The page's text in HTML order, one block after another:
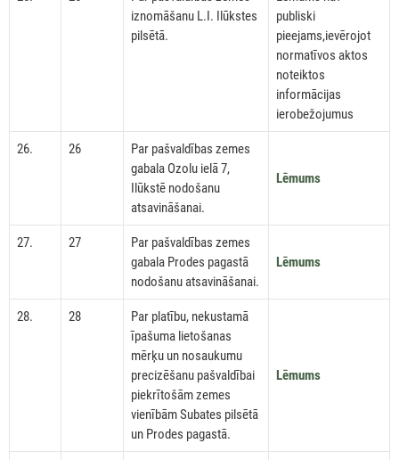
iznomāšanu L.I. Ilūkstes
pilsētā.
publiski
pieejams,ievērojot
normatīvos aktos
noteiktos
informācijas
ierobežojumus
26. 26
Par pašvaldības zemes
gabala Ozolu ielā 7,
Ilūkstē nodošanu
atsavināšanai.
Lēmums
27. 27
Par pašvaldības zemes
gabala Prodes pagastā
nodošanu atsavināšanai.
Lēmums
28. 28
Par platību, nekustamā
īpašuma lietošanas
mērķu un nosaukumu
precizēšanu pašvaldībai
piekrītošām zemes
vienībām Subates pilsētā
un Prodes pagastā.
Lēmums